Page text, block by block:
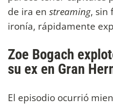
de ira en streaming, sin
ironía, rápidamente
Zoe Bogach
su ex en Gran
El episodio ocurrió